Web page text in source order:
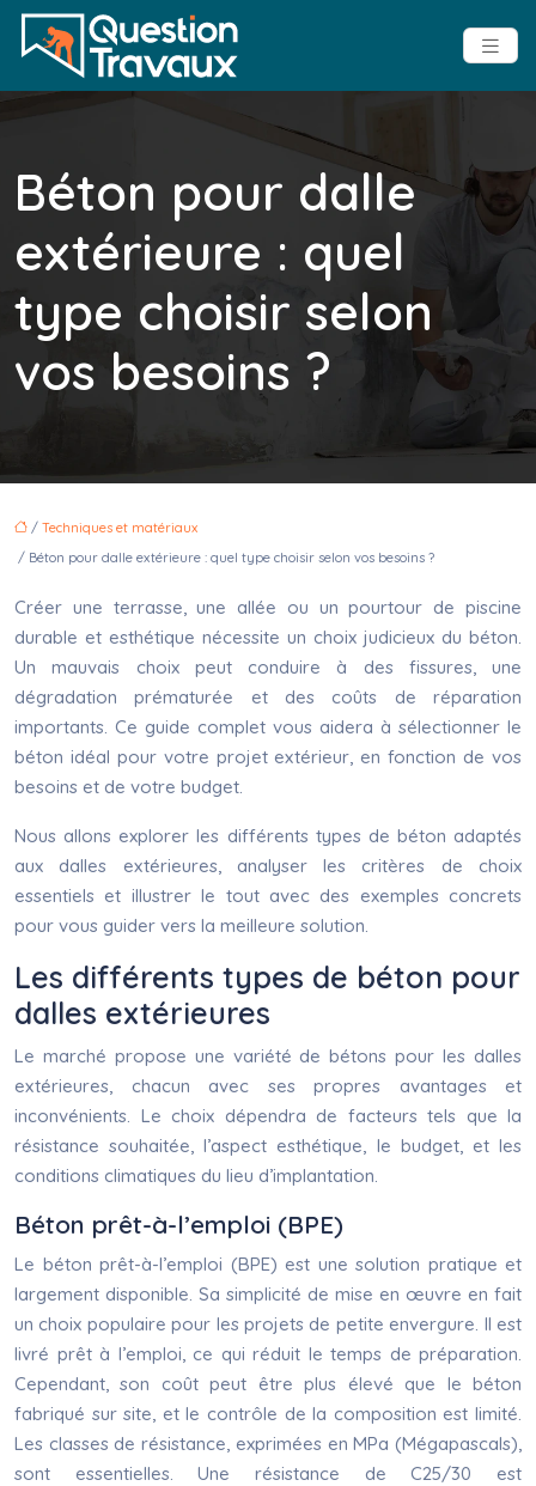
Béton pour dalle
extérieure : quel
type choisir selon
vos besoins ?
/ Techniques et matériaux
/ Béton pour dalle extérieure : quel type choisir selon vos besoins ?
Créer une terrasse, une allée ou un pourtour de piscine
durable et esthétique nécessite un choix judicieux du béton.
Un mauvais choix peut conduire à des fissures, une
dégradation prématurée et des coûts de réparation
importants. Ce guide complet vous aidera à sélectionner le
béton idéal pour votre projet extérieur, en fonction de vos
besoins et de votre budget.
Nous allons explorer les différents types de béton adaptés
aux dalles extérieures, analyser les critères de choix
essentiels et illustrer le tout avec des exemples concrets
pour vous guider vers la meilleure solution.
Les différents types de béton pour
dalles extérieures
Le marché propose une variété de bétons pour les dalles
extérieures, chacun avec ses propres avantages et
inconvénients. Le choix dépendra de facteurs tels que la
résistance souhaitée, l’aspect esthétique, le budget, et les
conditions climatiques du lieu d’implantation.
Béton prêt-à-l’emploi (BPE)
Le béton prêt-à-l’emploi (BPE) est une solution pratique et
largement disponible. Sa simplicité de mise en œuvre en fait
un choix populaire pour les projets de petite envergure. Il est
livré prêt à l’emploi, ce qui réduit le temps de préparation.
Cependant, son coût peut être plus élevé que le béton
fabriqué sur site, et le contrôle de la composition est limité.
Les classes de résistance, exprimées en MPa (Mégapascals),
sont essentielles. Une résistance de C25/30 est